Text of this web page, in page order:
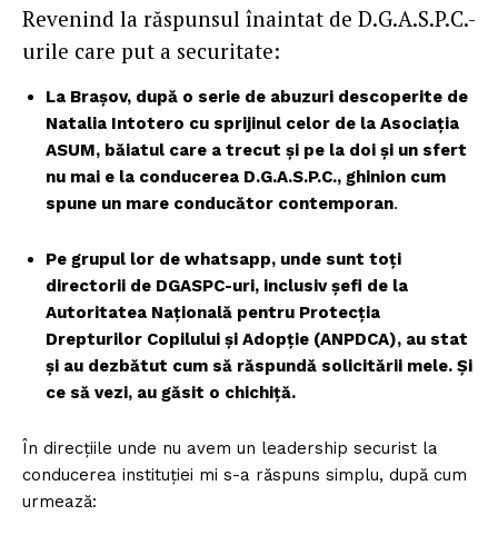
Revenind la răspunsul înaintat de D.G.A.S.P.C.-
urile care put a securitate:
La Brașov, după o serie de abuzuri descoperite de
Natalia Intotero cu sprijinul celor de la Asociația
ASUM, băiatul care a trecut și pe la doi și un sfert
nu mai e la conducerea D.G.A.S.P.C., ghinion cum
spune un mare conducător contemporan.
Pe grupul lor de whatsapp, unde sunt toți
directorii de DGASPC-uri, inclusiv șefi de la
Autoritatea Națională pentru Protecția
Drepturilor Copilului și Adopție (ANPDCA), au stat
și au dezbătut cum să răspundă solicitării mele. Și
ce să vezi, au găsit o chichiță.
În direcțiile unde nu avem un leadership securist la
conducerea instituției mi s-a răspuns simplu, după cum
urmează: